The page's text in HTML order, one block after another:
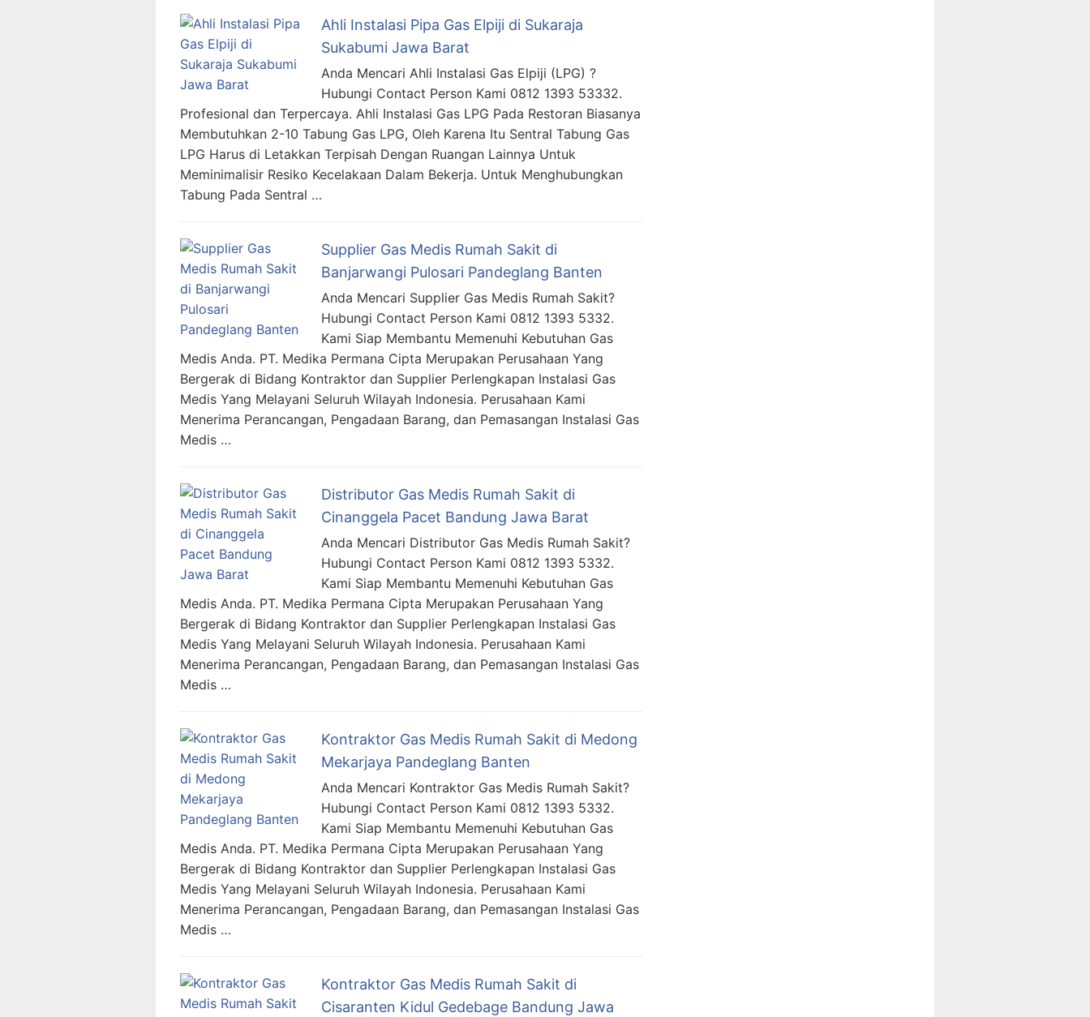
Ahli Instalasi Pipa Gas Elpiji di Sukaraja
Sukabumi Jawa Barat
Anda Mencari Ahli Instalasi Gas Elpiji (LPG) ?
Hubungi Contact Person Kami 0812 1393 53332.
Profesional dan Terpercaya. Ahli Instalasi Gas LPG Pada Restoran Biasanya
Membutuhkan 2-10 Tabung Gas LPG, Oleh Karena Itu Sentral Tabung Gas
LPG Harus di Letakkan Terpisah Dengan Ruangan Lainnya Untuk
Meminimalisir Resiko Kecelakaan Dalam Bekerja. Untuk Menghubungkan
Tabung Pada Sentral …
Supplier Gas Medis Rumah Sakit di
Banjarwangi Pulosari Pandeglang Banten
Anda Mencari Supplier Gas Medis Rumah Sakit?
Hubungi Contact Person Kami 0812 1393 5332.
Kami Siap Membantu Memenuhi Kebutuhan Gas
Medis Anda. PT. Medika Permana Cipta Merupakan Perusahaan Yang
Bergerak di Bidang Kontraktor dan Supplier Perlengkapan Instalasi Gas
Medis Yang Melayani Seluruh Wilayah Indonesia. Perusahaan Kami
Menerima Perancangan, Pengadaan Barang, dan Pemasangan Instalasi Gas
Medis …
Distributor Gas Medis Rumah Sakit di
Cinanggela Pacet Bandung Jawa Barat
Anda Mencari Distributor Gas Medis Rumah Sakit?
Hubungi Contact Person Kami 0812 1393 5332.
Kami Siap Membantu Memenuhi Kebutuhan Gas
Medis Anda. PT. Medika Permana Cipta Merupakan Perusahaan Yang
Bergerak di Bidang Kontraktor dan Supplier Perlengkapan Instalasi Gas
Medis Yang Melayani Seluruh Wilayah Indonesia. Perusahaan Kami
Menerima Perancangan, Pengadaan Barang, dan Pemasangan Instalasi Gas
Medis …
Kontraktor Gas Medis Rumah Sakit di Medong
Mekarjaya Pandeglang Banten
Anda Mencari Kontraktor Gas Medis Rumah Sakit?
Hubungi Contact Person Kami 0812 1393 5332.
Kami Siap Membantu Memenuhi Kebutuhan Gas
Medis Anda. PT. Medika Permana Cipta Merupakan Perusahaan Yang
Bergerak di Bidang Kontraktor dan Supplier Perlengkapan Instalasi Gas
Medis Yang Melayani Seluruh Wilayah Indonesia. Perusahaan Kami
Menerima Perancangan, Pengadaan Barang, dan Pemasangan Instalasi Gas
Medis …
Kontraktor Gas Medis Rumah Sakit di
Cisaranten Kidul Gedebage Bandung Jawa